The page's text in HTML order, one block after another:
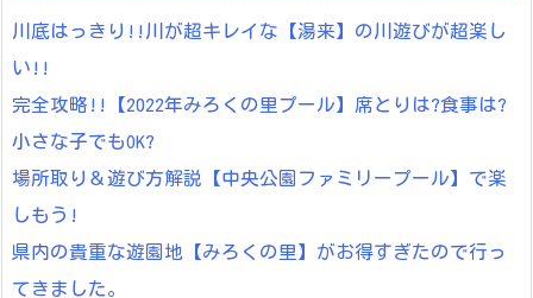
川底はっきり!!川が超キレイな【湯来】の川遊びが超楽し
い!!
完全攻略!!【2022年みろくの里プール】席とりは?食事は?
小さな子でもOK?
場所取り＆遊び方解説【中央公園ファミリープール】で楽
しもう!
県内の貴重な遊園地【みろくの里】がお得すぎたので行っ
てきました。